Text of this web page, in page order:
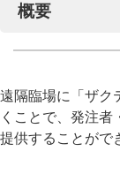
概要
遠隔臨場に「ザク
くことで、発注
提供することがで